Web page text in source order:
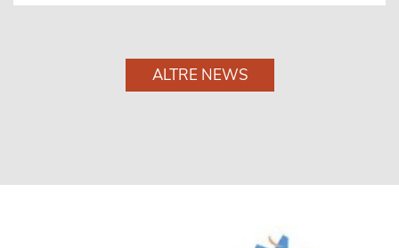
ALTRE NEWS